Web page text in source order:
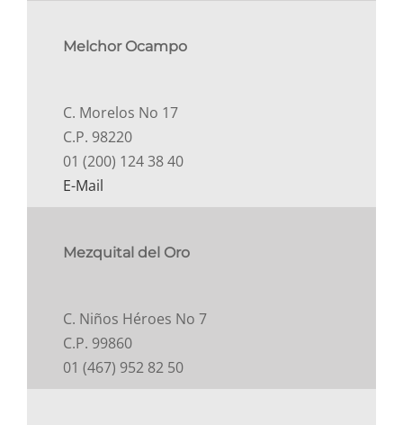
Melchor Ocampo
C. Morelos No 17
C.P. 98220
01 (200) 124 38 40
E-Mail
Mezquital del Oro
C. Niños Héroes No 7
C.P. 99860
01 (467) 952 82 50